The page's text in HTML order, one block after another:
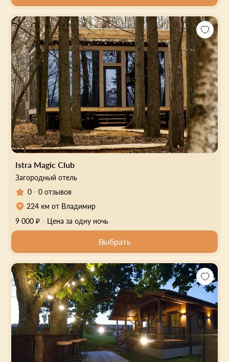
Istra Magic Club
Загородный отель
0
0 отзывов
224 км от Владимир
9 000 ₽
Цена за одну ночь
Выбрать